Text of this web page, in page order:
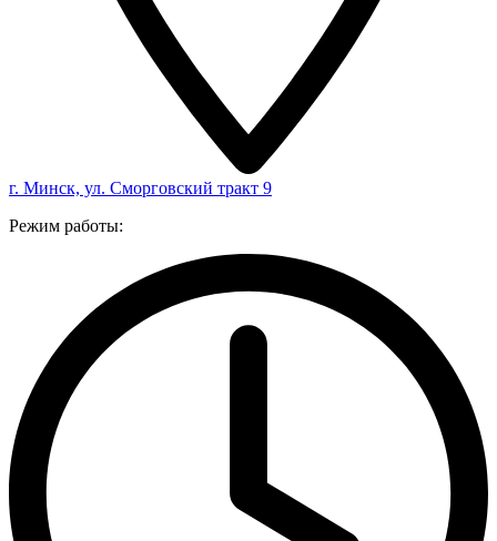
г. Минск, ул. Сморговский тракт 9
Режим работы: